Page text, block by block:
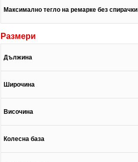
Максимално тегло на ремарке без спирачки
Размери
Дължина
Широчина
Височина
Колесна база